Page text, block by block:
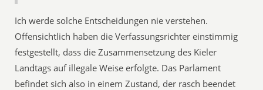
Ich werde solche Entscheidungen nie verstehen.
Offensichtlich haben die Verfassungsrichter einstimmig
festgestellt, dass die Zusammensetzung des Kieler
Landtags auf illegale Weise erfolgte. Das Parlament
befindet sich also in einem Zustand, der rasch beendet